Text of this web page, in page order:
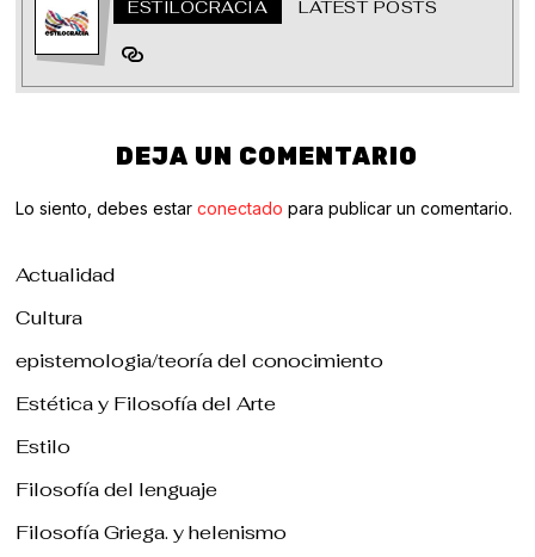
ESTILOCRACIA LATEST POSTS
DEJA UN COMENTARIO
Lo siento, debes estarconectado para publicar un comentario.
Actualidad
Cultura
epistemologia/teoría del conocimiento
Estética y Filosofía del Arte
Estilo
Filosofía del lenguaje
Filosofía Griega. y helenismo